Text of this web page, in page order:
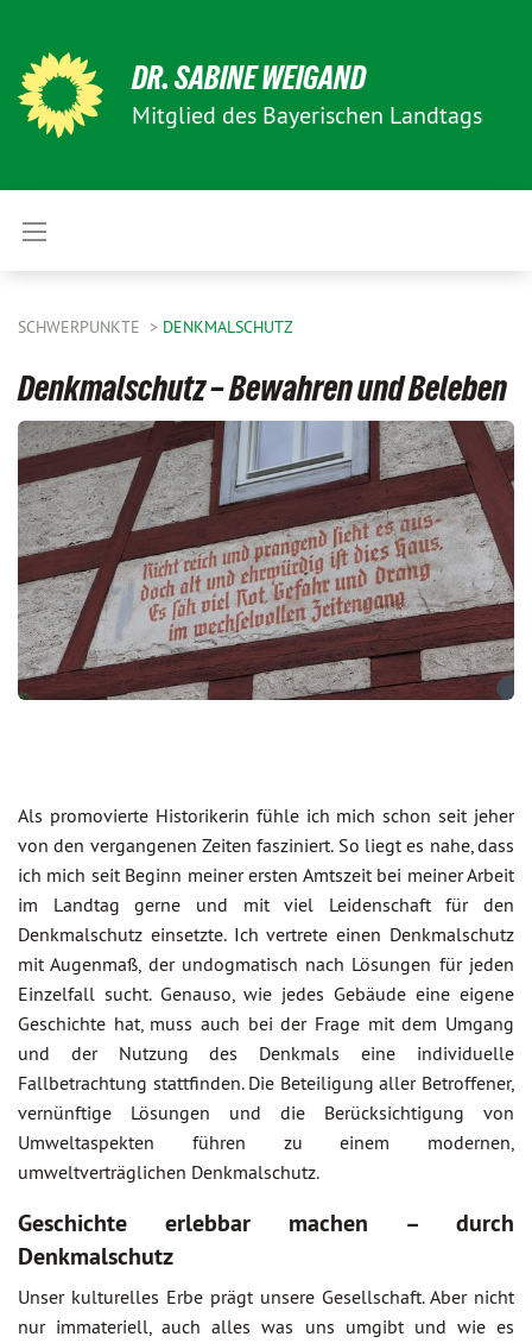
DR. SABINE WEIGAND
Mitglied des Bayerischen Landtags
SCHWERPUNKTE DENKMALSCHUTZ
Denkmalschutz – Bewahren und Beleben
Als promovierte Historikerin fühle ich mich schon seit jeher
von den vergangenen Zeiten fasziniert. So liegt es nahe, dass
ich mich seit Beginn meiner ersten Amtszeit bei meiner Arbeit
im Landtag gerne und mit viel Leidenschaft für den
Denkmalschutz einsetzte. Ich vertrete einen Denkmalschutz
mit Augenmaß, der undogmatisch nach Lösungen für jeden
Einzelfall sucht. Genauso, wie jedes Gebäude eine eigene
Geschichte hat, muss auch bei der Frage mit dem Umgang
und der Nutzung des Denkmals eine individuelle
Fallbetrachtung stattfinden. Die Beteiligung aller Betroffener,
vernünftige Lösungen und die Berücksichtigung von
Umweltaspekten führen zu einem modernen,
umweltverträglichen Denkmalschutz.
Geschichte erlebbar machen – durch
Denkmalschutz
Unser kulturelles Erbe prägt unsere Gesellschaft. Aber nicht
nur immateriell, auch alles was uns umgibt und wie es